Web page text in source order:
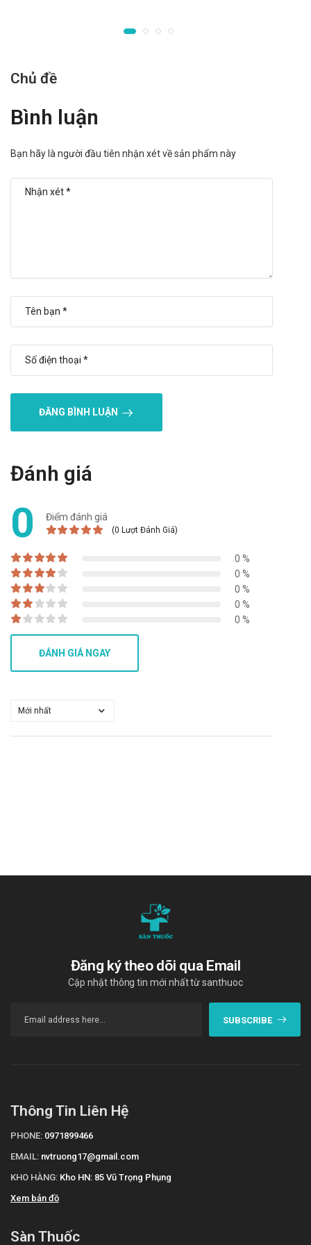
Varicella zoster, liều dùng như người bình thường song cần lưu ý:
thuốc 1 lần. Khi độ thanh thải creatinin dưới 10 ml/phút: cách 12
Chống chỉ định
Acyclovir chống chỉ định với những bệnh nhân mẫn cảm với
Tác dụng không mong muốn
nôn. Khi dùng dài hạn có thể gây buồn nôn, nôn, đau bụng, tiêu
chảy, ban, nhức đầu (<5% bệnh nhân).
Thông báo cho bác sĩ những tác dụng không mong muốn gặp
phải khi sử dụng thuốc.
Quy cách đóng gói
Nhà sản xuất
CÔNG TY CỔ PHẦN DƯỢC PHẨM BOSTON VIỆT NAM
Sản phẩm tương tự
Thuốc Vacrax 5g
MedSkinClovir
Virupos 30 mg/g
Avircream Cre.5g
Acyclovir Ấn Độ 5g
Thuốc Mediclovir
thuốc nào.
Chủ đề
Bình luận
Bạn hãy là người đầu tiên nhận xét về sản phẩm này
ĐĂNG BÌNH LUẬN
Đánh giá
0 Điểm đánh giá
(0 Lượt Đánh Giá)
0 %
0 %
0 %
0 %
0 %
ĐÁNH GIÁ NGAY
Đăng ký theo dõi qua Email
Cập nhật thông tin mới nhất từ santhuoc
SUBSCRIBE
Thông Tin Liên Hệ
PHONE: 0971899466
EMAIL: nvtruong17@gmail.com
KHO HÀNG: Kho HN: 85 Vũ Trọng Phụng
Xem bản đồ
Sàn Thuốc